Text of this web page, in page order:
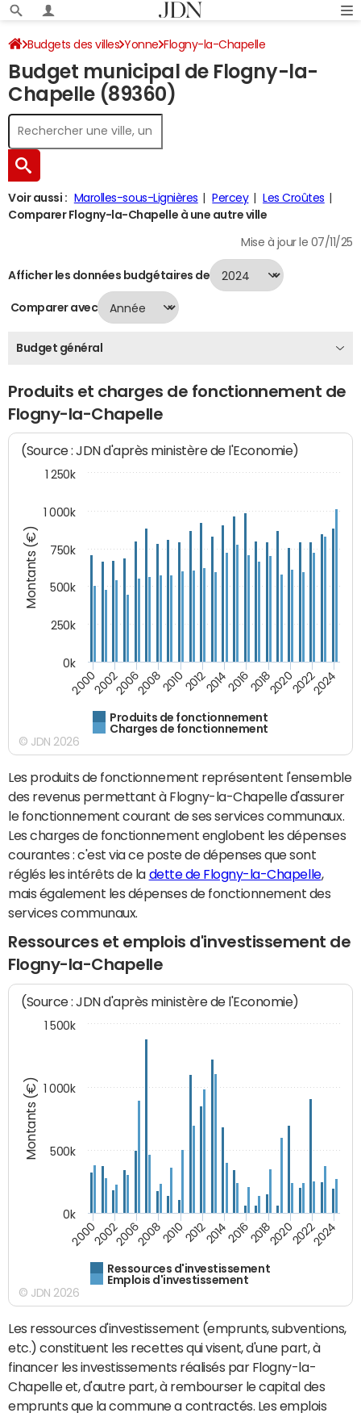
Budgets des villes Yonne Flogny-la-Chapelle
Budget 2024
Budget municipal de Flogny-la-
Chapelle (89360)
Voir aussi : Marolles-sous-Lignières Percey
Les Croûtes
Comparer Flogny-la-Chapelle à une autre ville
Mise à jour le 07/11/25
Afficher les données budgétaires de
Comparer avec
Budget général
Produits et charges de fonctionnement de
Flogny-la-Chapelle
Montants (€)
(Source : JDN d'après ministère de l'Economie)
Produits de fonctionnement
Charges de fonctionnement
200020022006200820102012201420162018202020222024
0k
250k
500k
750k
1 000k
1 250k
© JDN 2026
Les produits de fonctionnement représentent l'ensemble
des revenus permettant à Flogny-la-Chapelle d'assurer
le fonctionnement courant de ses services communaux.
Les charges de fonctionnement englobent les dépenses
courantes : c'est via ce poste de dépenses que sont
réglés les intérêts de la dette de Flogny-la-Chapelle,
mais également les dépenses de fonctionnement des
services communaux.
Ressources et emplois d'investissement de
Flogny-la-Chapelle
Montants (€)
(Source : JDN d'après ministère de l'Economie)
Ressources d'investissement
Emplois d'investissement
200020022006200820102012201420162018202020222024
0k
500k
1 000k
1 500k
© JDN 2026
Les ressources d'investissement (emprunts, subventions,
etc.) constituent les recettes qui visent, d'une part, à
financer les investissements réalisés par Flogny-la-
Chapelle et, d'autre part, à rembourser le capital des
emprunts que la commune a contractés. Les emplois